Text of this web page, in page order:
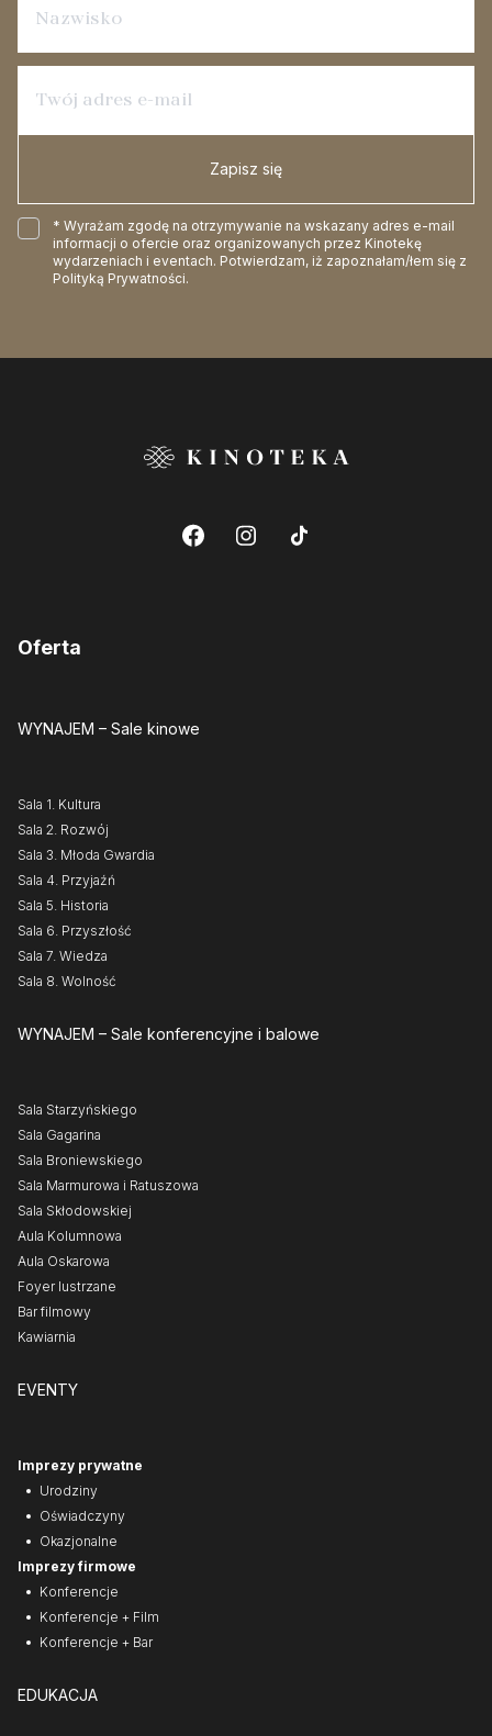
Zapisz się
* Wyrażam zgodę na otrzymywanie na wskazany adres e-mail
informacji o ofercie oraz organizowanych przez Kinotekę
wydarzeniach i eventach. Potwierdzam, iż zapoznałam/łem się z
Polityką Prywatności.
Oferta
WYNAJEM – Sale kinowe
Sala 1. Kultura
Sala 2. Rozwój
Sala 3. Młoda Gwardia
Sala 4. Przyjaźń
Sala 5. Historia
Sala 6. Przyszłość
Sala 7. Wiedza
Sala 8. Wolność
WYNAJEM – Sale konferencyjne i balowe
Sala Starzyńskiego
Sala Gagarina
Sala Broniewskiego
Sala Marmurowa i Ratuszowa
Sala Skłodowskiej
Aula Kolumnowa
Aula Oskarowa
Foyer lustrzane
Bar filmowy
Kawiarnia
EVENTY
Imprezy prywatne
Urodziny
Oświadczyny
Okazjonalne
Imprezy firmowe
Konferencje
Konferencje + Film
Konferencje + Bar
EDUKACJA